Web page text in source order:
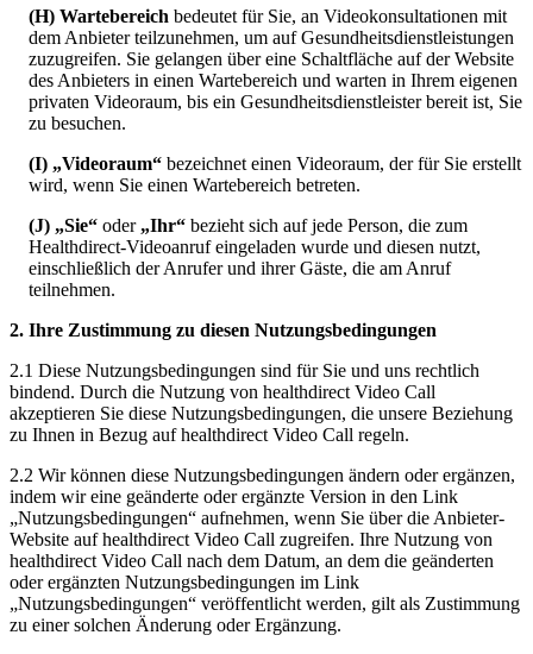
(H) Wartebereich bedeutet für Sie, an Videokonsultationen mit
dem Anbieter teilzunehmen, um auf Gesundheitsdienstleistungen
zuzugreifen. Sie gelangen über eine Schaltfläche auf der Website
des Anbieters in einen Wartebereich und warten in Ihrem eigenen
privaten Videoraum, bis ein Gesundheitsdienstleister bereit ist, Sie
zu besuchen.
(I) „Videoraum“ bezeichnet einen Videoraum, der für Sie erstellt
wird, wenn Sie einen Wartebereich betreten.
(J) „Sie“ oder „Ihr“ bezieht sich auf jede Person, die zum
Healthdirect-Videoanruf eingeladen wurde und diesen nutzt,
einschließlich der Anrufer und ihrer Gäste, die am Anruf
teilnehmen.
2. Ihre Zustimmung zu diesen Nutzungsbedingungen
2.1 Diese Nutzungsbedingungen sind für Sie und uns rechtlich
bindend. Durch die Nutzung von healthdirect Video Call
akzeptieren Sie diese Nutzungsbedingungen, die unsere Beziehung
zu Ihnen in Bezug auf healthdirect Video Call regeln.
2.2 Wir können diese Nutzungsbedingungen ändern oder ergänzen,
indem wir eine geänderte oder ergänzte Version in den Link
„Nutzungsbedingungen“ aufnehmen, wenn Sie über die Anbieter-
Website auf healthdirect Video Call zugreifen. Ihre Nutzung von
healthdirect Video Call nach dem Datum, an dem die geänderten
oder ergänzten Nutzungsbedingungen im Link
„Nutzungsbedingungen“ veröffentlicht werden, gilt als Zustimmung
zu einer solchen Änderung oder Ergänzung.